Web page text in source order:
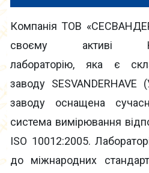
Компанія ТОВ
своєму активі
лабораторію, яка є
заводу SESVANDERHAVE
заводу оснащена
система вимірювання
ISO 10012:2005.
до міжнародних